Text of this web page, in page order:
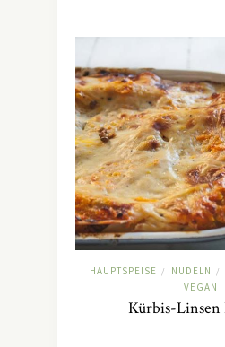
HAUPTSPEISE / NUDELN /
VEGAN
Kürbis-Linsen